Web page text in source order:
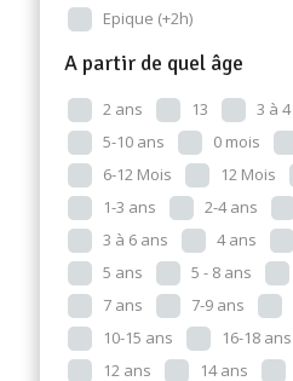
Epique (+2h)
A partir de quel âge
2 ans 13 3 à 4
5-10 ans
0 mois
6-12 Mois
12 Mois
1-3 ans
2-4 ans
3 à 6 ans
4 ans
5 ans
5 - 8 ans
7 ans
7-9 ans
10-15 ans
16-18 ans
12 ans
14 ans